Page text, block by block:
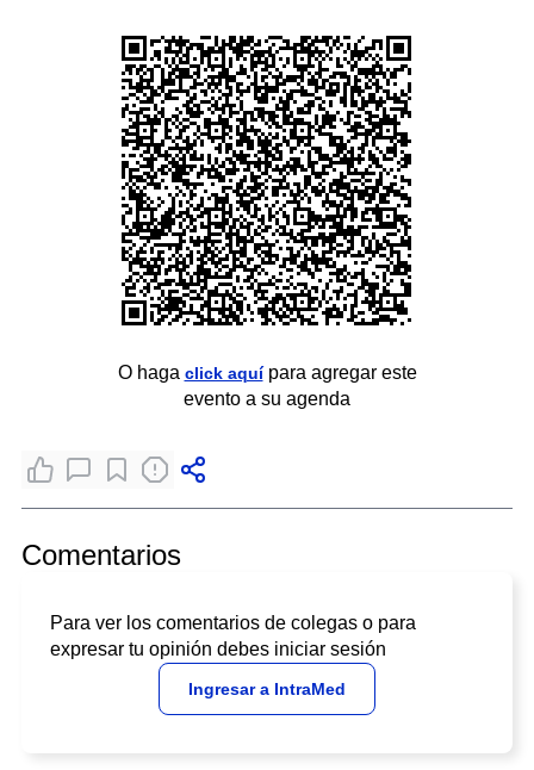
O haga click aquípara agregar este
evento a su agenda
Comentarios
Para ver los comentarios de colegas o para
expresar tu opinión debes iniciar sesión
Ingresar a IntraMed